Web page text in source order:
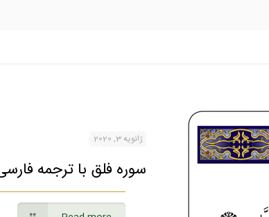
ژانویه 3, 2020
سوره فلق با ترجمه